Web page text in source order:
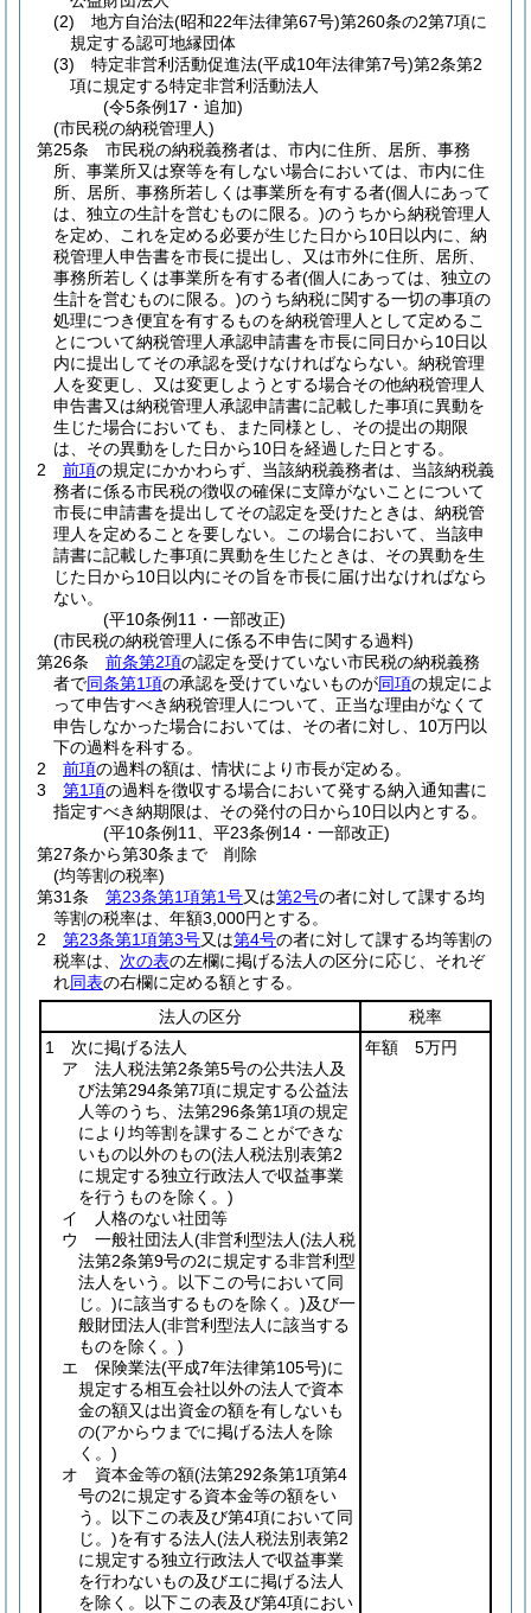
(2)
地方自治法(昭和22年法律第67号)第260条の2第7項に
規定する認可地縁団体
(3)
特定非営利活動促進法(平成10年法律第7号)第2条第2
項に規定する特定非営利活動法人
(令5条例17・追加)
(市民税の納税管理人)
第25条
市民税の納税義務者は、市内に住所、居所、事務
所、事業所又は寮等を有しない場合においては、市内に住
所、居所、事務所若しくは事業所を有する者(個人にあって
は、独立の生計を営むものに限る。)のうちから納税管理人
を定め、これを定める必要が生じた日から10日以内に、納
税管理人申告書を市長に提出し、又は市外に住所、居所、
事務所若しくは事業所を有する者(個人にあっては、独立の
生計を営むものに限る。)のうち納税に関する一切の事項の
処理につき便宜を有するものを納税管理人として定めるこ
とについて納税管理人承認申請書を市長に同日から10日以
内に提出してその承認を受けなければならない。 納税管理
人を変更し、又は変更しようとする場合その他納税管理人
申告書又は納税管理人承認申請書に記載した事項に異動を
生じた場合においても、また同様とし、その提出の期限
は、その異動をした日から10日を経過した日とする。
2
前項の規定にかかわらず、当該納税義務者は、当該納税義
務者に係る市民税の徴収の確保に支障がないことについて
市長に申請書を提出してその認定を受けたときは、納税管
理人を定めることを要しない。
この場合において、当該申
請書に記載した事項に異動を生じたときは、その異動を生
じた日から10日以内にその旨を市長に届け出なければなら
ない。
(平10条例11・一部改正)
(市民税の納税管理人に係る不申告に関する過料)
第26条
前条第2項の認定を受けていない市民税の納税義務
者で同条第1項の承認を受けていないものが同項の規定によ
って申告すべき納税管理人について、正当な理由がなくて
申告しなかった場合においては、その者に対し、10万円以
下の過料を科する。
2
前項の過料の額は、情状により市長が定める。
3
第1項の過料を徴収する場合において発する納入通知書に
指定すべき納期限は、その発付の日から10日以内とする。
(平10条例11、平23条例14・一部改正)
第27条から第30条まで
削除
(均等割の税率)
第31条
第23条第1項第1号又は第2号の者に対して課する均
等割の税率は、年額3,000円とする。
2
第23条第1項第3号又は第4号の者に対して課する均等割の
税率は、 次の表の左欄に掲げる法人の区分に応じ、それぞ
れ同表の右欄に定める額とする。
法人の区分
税率
1 次に掲げる法人
ア 法人税法第2条第5号の公共法人及
び法第294条第7項に規定する公益法
人等のうち、法第296条第1項の規定
により均等割を課することができな
いもの以外のもの(法人税法別表第2
に規定する独立行政法人で収益事業
を行うものを除く。)
イ 人格のない社団等
ウ 一般社団法人(非営利型法人(法人税
法第2条第9号の2に規定する非営利型
法人をいう。以下この号において同
じ。)に該当するものを除く。)及び一
般財団法人(非営利型法人に該当する
ものを除く。)
エ 保険業法(平成7年法律第105号)に
規定する相互会社以外の法人で資本
金の額又は出資金の額を有しないも
の(アからウまでに掲げる法人を除
く。)
オ 資本金等の額(法第292条第1項第4
号の2に規定する資本金等の額をい
う。以下この表及び第4項において同
じ。)を有する法人(法人税法別表第2
に規定する独立行政法人で収益事業
を行わないもの及びエに掲げる法人
を除く。以下この表及び第4項におい
年額 5万円